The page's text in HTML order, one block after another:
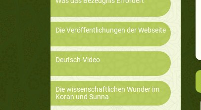
Die Veröffentlichungen der Webseite
Deutsch-Video
Die wissenschaftlichen Wunder im
Koran und Sunna